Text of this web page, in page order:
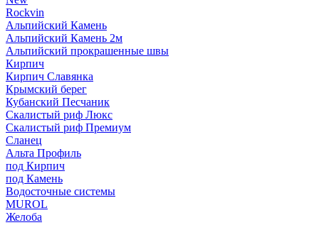
Rockvin
Альпийский Камень
Альпийский Камень 2м
Альпийский прокрашенные швы
Кирпич
Кирпич Славянка
Крымский берег
Кубанский Песчаник
Скалистый риф Люкс
Скалистый риф Премиум
Сланец
Альта Профиль
под Кирпич
под Камень
Водосточные системы
MUROL
Желоба